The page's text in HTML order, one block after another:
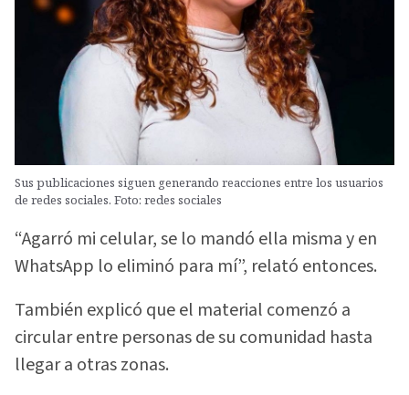
Sus publicaciones siguen generando reacciones entre los usuarios
de redes sociales. Foto: redes sociales
“Agarró mi celular, se lo mandó ella misma y en
WhatsApp lo eliminó para mí”, relató entonces.
También explicó que el material comenzó a
circular entre personas de su comunidad hasta
llegar a otras zonas.